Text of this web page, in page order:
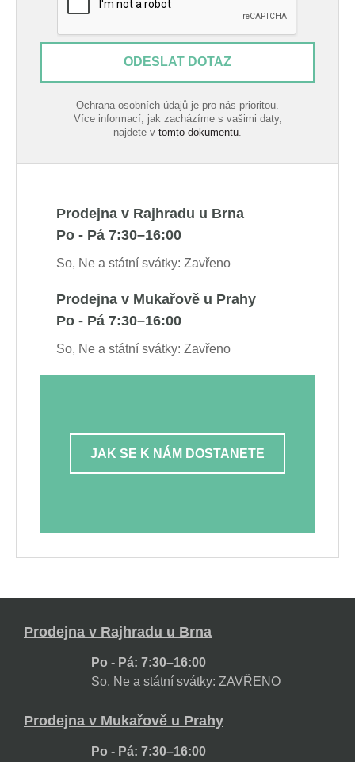
ODESLAT DOTAZ
Ochrana osobních údajů je pro nás prioritou.
Více informací, jak zacházíme s vašimi daty,
najdete v tomto dokumentu
Prodejna v Rajhradu u Brna
Po - Pá 7:30–16:00
So, Ne a státní svátky: Zavřeno
Prodejna v Mukařově u Prahy
Po - Pá 7:30–16:00
So, Ne a státní svátky: Zavřeno
JAK SE K NÁM DOSTANETE
Prodejna v Rajhradu u Brna
Po - Pá: 7:30–16:00
So, Ne a státní svátky: ZAVŘENO
Prodejna v Mukařově u Prahy
Po - Pá: 7:30–16:00